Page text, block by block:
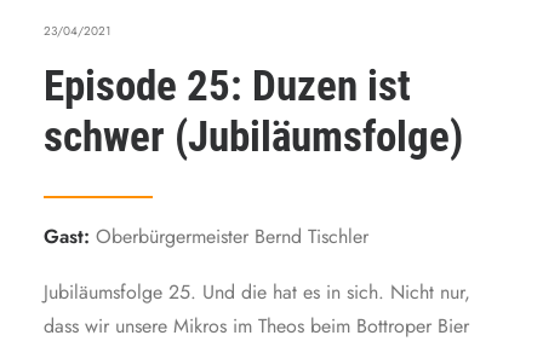
23/04/2021
Episode 25: Duzen ist
schwer (Jubiläumsfolge)
Gast: Oberbürgermeister Bernd Tischler
Jubiläumsfolge 25. Und die hat es in sich. Nicht nur,
dass wir unsere Mikros im Theos beim Bottroper Bier